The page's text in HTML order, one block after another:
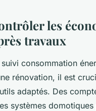
les
travaux
consommation
rénovation, il est
adaptés. Des
systèmes